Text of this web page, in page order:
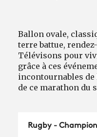
Ballon ovale,
terre battue,
Télévisons pour
grâce à ces
incontournables de
de ce marathon du
Rugby -